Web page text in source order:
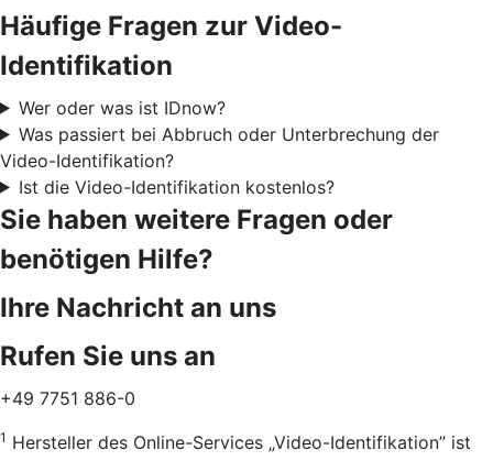
Häufige Fragen zur Video-
Identifikation
Wer oder was ist IDnow?
Was passiert bei Abbruch oder Unterbrechung der
Video-Identifikation?
Ist die Video-Identifikation kostenlos?
Sie haben weitere Fragen oder
benötigen Hilfe?
Ihre Nachricht an uns
Rufen Sie uns an
+49 7751 886-0
1 Hersteller des Online-Services „Video-Identifikation” ist